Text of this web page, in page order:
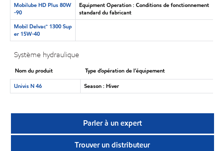
Mobilube HD Plus 80W
-90
Equipment Operation : Conditions de fonctionnement
standard du fabricant
Mobil Delvac™ 1300 Sup
er 15W-40
Système hydraulique
Nom du produit
Type d’opération de l’équipement
Univis N 46
Season : Hiver
Parler à un expert
Trouver un distributeur